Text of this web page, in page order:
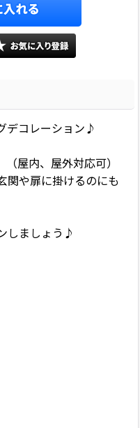
デコレーション♪
屋内、屋外対応可）
関や扉に掛けるのにも
しましょう♪